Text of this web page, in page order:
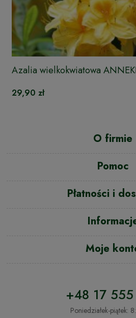
Azalia wielkokwiatowa
29,90 zł
O firmie
Pomoc
Płatności i
Moje
+48 17
Poniedziałek-piątek: